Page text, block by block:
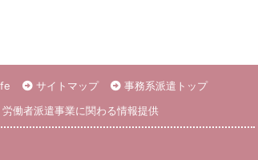
サイトマップ
事務系派遣トップ
労働者派遣事業に関わる情報提供